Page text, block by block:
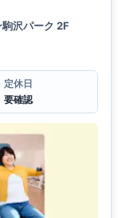
沢パーク 2F
定休日
要確認